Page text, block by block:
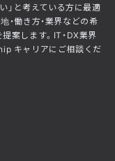
」と考えている方に最適
・働き方・業界などの希
案します。IT・DX業界
キャリアにご相談くだ